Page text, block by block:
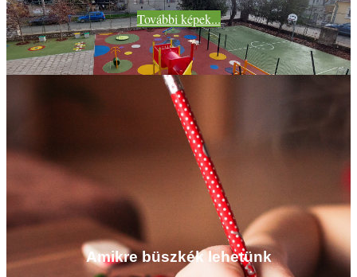
További képek...
Amikre büszkék lehetünk